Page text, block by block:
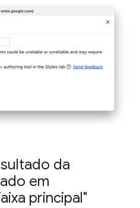
da
em
principal"